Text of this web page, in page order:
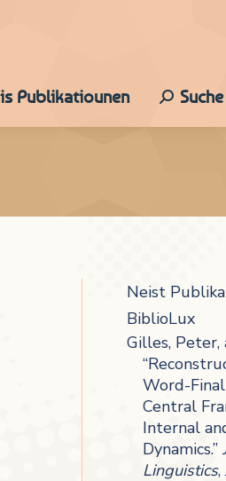
Publikatiounen Search:
Suche
Neist
BiblioLux
Gilles, Peter,
Word-
Central
Internal
Dynamics.”
Linguistics,